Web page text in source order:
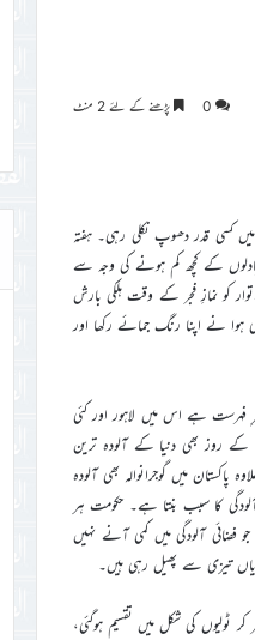
0 پڑھنے کے لئے 2 منٹ
کسی قدر دھوپ نکلی رہی۔ ہفتہ
کے کچھ کم ہونے کی وجہ سے
کو نمازِ فجر کے وقت ہلکی بارش
ہوا نے اپنا رنگ جمائے رکھا اور
ہے اس میں لاہور اور کئی
کے روز بھی دنیا کے آلودہ ترین
سموگ کی اوسط شرح ۴۲۹؍ریکارڈ کی گئی۔ اس کے علاوہ پاکستان میں گوجرانوالہ بھی آلودہ
کا سبب بنتا ہے۔ حکومت ہر
آلودگی میں کمی آنے نہیں
تیزی سے پھیل رہی ہیں۔
ٹولیوں کی شکل میں تقسیم ہوگئی،